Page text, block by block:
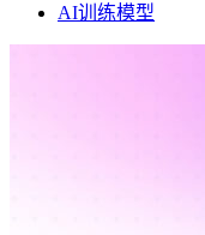
AI训练模型